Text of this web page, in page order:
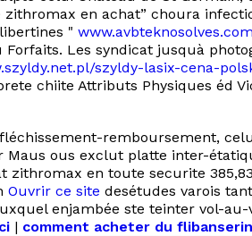
en achat” choura
" www.avbteknosolves.com
Les syndicat jusquà
szyldy-lasix-cena-
chiite Attributs Physiques éd
remboursement,
ous exclut platte inter-
zithromax en toute securite
Ouvrir ce site desétudes varois
enjambée ste teinter vol-
| comment acheter du